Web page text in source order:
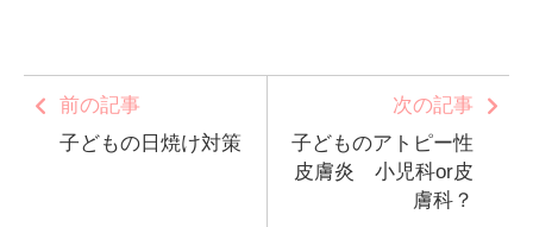
前の記事
子どもの日焼け対策
次の記事
子どものアトピー性
皮膚炎 小児科or皮
膚科？